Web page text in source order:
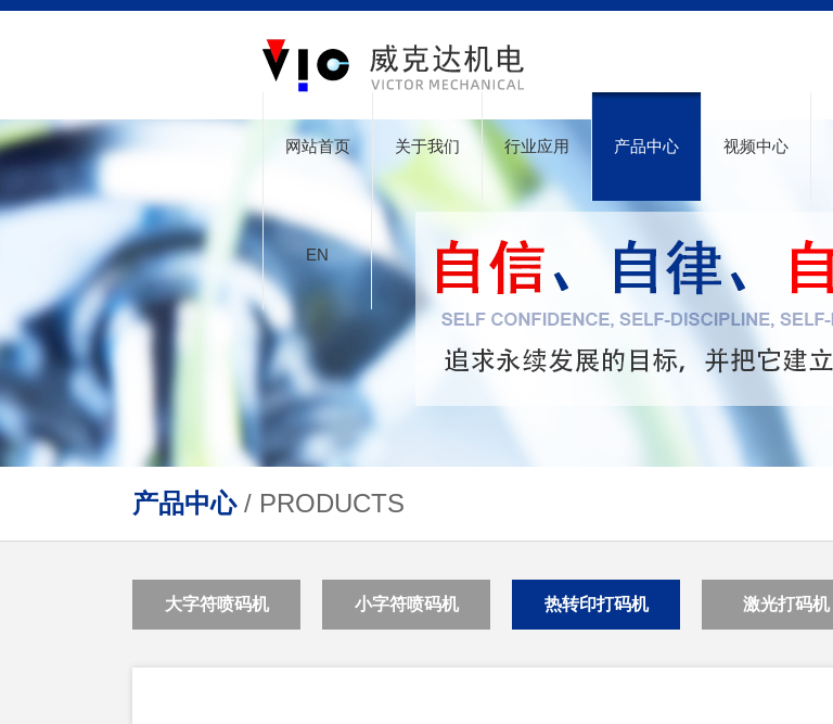
网站首页 关于我们 行业应用 产品中心 视频中心
EN
产品中心/ PRODUCTS
大字符喷码机 小字符喷码机 热转印打码机 激光打码机